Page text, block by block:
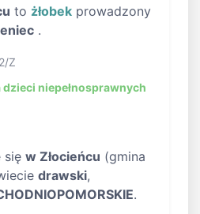
to żłobek prowadzony
.
Z
niepełnosprawnych
się w Złocieńcu (gmina
drawski,
.